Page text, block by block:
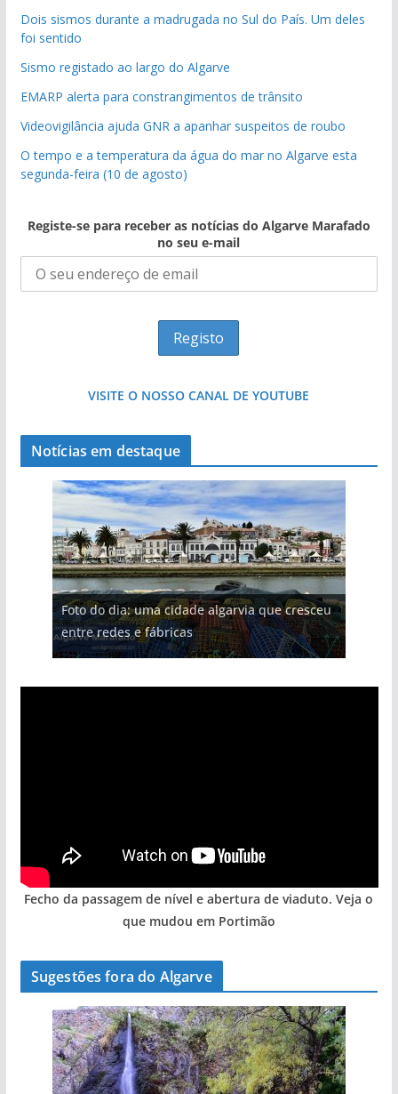
Dois sismos durante a madrugada no Sul do País. Um deles
foi sentido
Sismo registado ao largo do Algarve
EMARP alerta para constrangimentos de trânsito
Videovigilância ajuda GNR a apanhar suspeitos de roubo
O tempo e a temperatura da água do mar no Algarve esta
segunda-feira (10 de agosto)
Registe-se para receber as notícias do Algarve Marafado
no seu e-mail
VISITE O NOSSO CANAL DE YOUTUBE
Notícias em destaque
Foto do dia: uma cidade algarvia que cresceu
entre redes e fábricas
Fecho da passagem de nível e abertura de viaduto. Veja o
que mudou em Portimão
Sugestões fora do Algarve